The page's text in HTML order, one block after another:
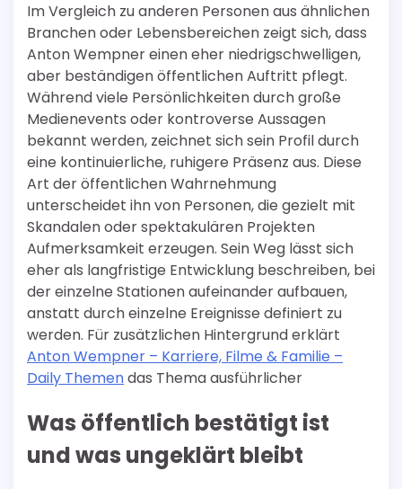
Im Vergleich zu anderen Personen aus ähnlichen
Branchen oder Lebensbereichen zeigt sich, dass
Anton Wempner einen eher niedrigschwelligen,
aber beständigen öffentlichen Auftritt pflegt.
Während viele Persönlichkeiten durch große
Medienevents oder kontroverse Aussagen
bekannt werden, zeichnet sich sein Profil durch
eine kontinuierliche, ruhigere Präsenz aus. Diese
Art der öffentlichen Wahrnehmung
unterscheidet ihn von Personen, die gezielt mit
Skandalen oder spektakulären Projekten
Aufmerksamkeit erzeugen. Sein Weg lässt sich
eher als langfristige Entwicklung beschreiben, bei
der einzelne Stationen aufeinander aufbauen,
anstatt durch einzelne Ereignisse definiert zu
werden. Für zusätzlichen Hintergrund erklärt
Anton Wempner – Karriere, Filme & Familie –
Daily Themendas Thema ausführlicher
Was öffentlich bestätigt ist
und was ungeklärt bleibt